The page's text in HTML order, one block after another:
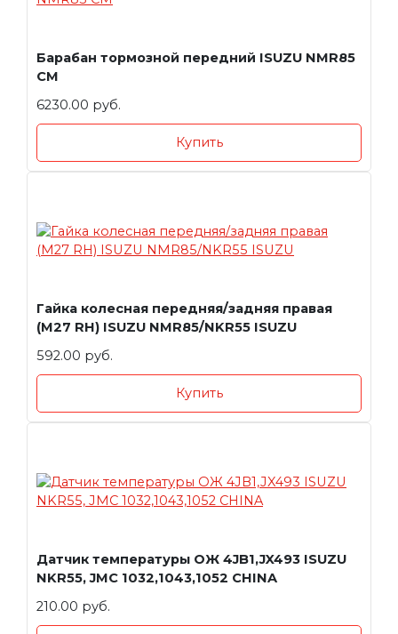
Барабан тормозной передний ISUZU NMR85
CM
6230.00 руб.
Купить
Гайка колесная передняя/задняя правая
(M27 RH) ISUZU NMR85/NKR55 ISUZU
592.00 руб.
Купить
Датчик температуры ОЖ 4JB1,JX493 ISUZU
NKR55, JMC 1032,1043,1052 CHINA
210.00 руб.